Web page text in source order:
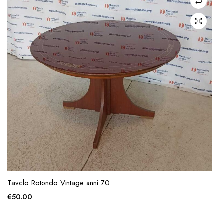
Tavolo Rotondo Vintage anni 70
€50.00